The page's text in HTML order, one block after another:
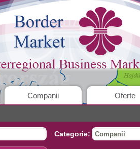
Companii Oferte
Categorie: Companii